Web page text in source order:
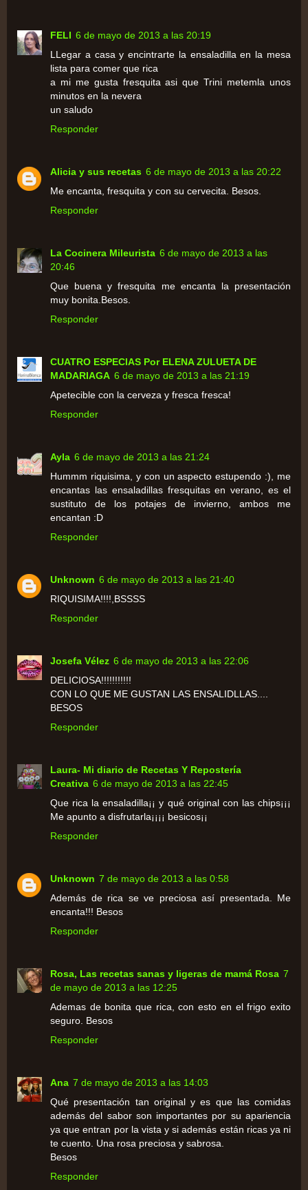
FELI 6 de mayo de 2013 a las 20:19
LLegar a casa y encintrarte la ensaladilla en la mesa
lista para comer que rica
a mi me gusta fresquita asi que Trini metemla unos
minutos en la nevera
un saludo
Responder
Alicia y sus recetas 6 de mayo de 2013 a las 20:22
Me encanta, fresquita y con su cervecita. Besos.
Responder
La Cocinera Mileurista 6 de mayo de 2013 a las
20:46
Que buena y fresquita me encanta la presentación
muy bonita.Besos.
Responder
CUATRO ESPECIAS Por ELENA ZULUETA DE
MADARIAGA 6 de mayo de 2013 a las 21:19
Apetecible con la cerveza y fresca fresca!
Responder
Ayla 6 de mayo de 2013 a las 21:24
Hummm riquisima, y con un aspecto estupendo :), me
encantas las ensaladillas fresquitas en verano, es el
sustituto de los potajes de invierno, ambos me
encantan :D
Responder
Unknown 6 de mayo de 2013 a las 21:40
RIQUISIMA!!!!,BSSSS
Responder
Josefa Vélez 6 de mayo de 2013 a las 22:06
DELICIOSA!!!!!!!!!!!
CON LO QUE ME GUSTAN LAS ENSALIDLLAS....
BESOS
Responder
Laura- Mi diario de Recetas Y Repostería
Creativa 6 de mayo de 2013 a las 22:45
Que rica la ensaladilla¡¡ y qué original con las chips¡¡¡
Me apunto a disfrutarla¡¡¡¡ besicos¡¡
Responder
Unknown 7 de mayo de 2013 a las 0:58
Además de rica se ve preciosa así presentada. Me
encanta!!! Besos
Responder
Rosa, Las recetas sanas y ligeras de mamá Rosa 7
de mayo de 2013 a las 12:25
Ademas de bonita que rica, con esto en el frigo exito
seguro. Besos
Responder
Ana 7 de mayo de 2013 a las 14:03
Qué presentación tan original y es que las comidas
además del sabor son importantes por su apariencia
ya que entran por la vista y si además están ricas ya ni
te cuento. Una rosa preciosa y sabrosa.
Besos
Responder